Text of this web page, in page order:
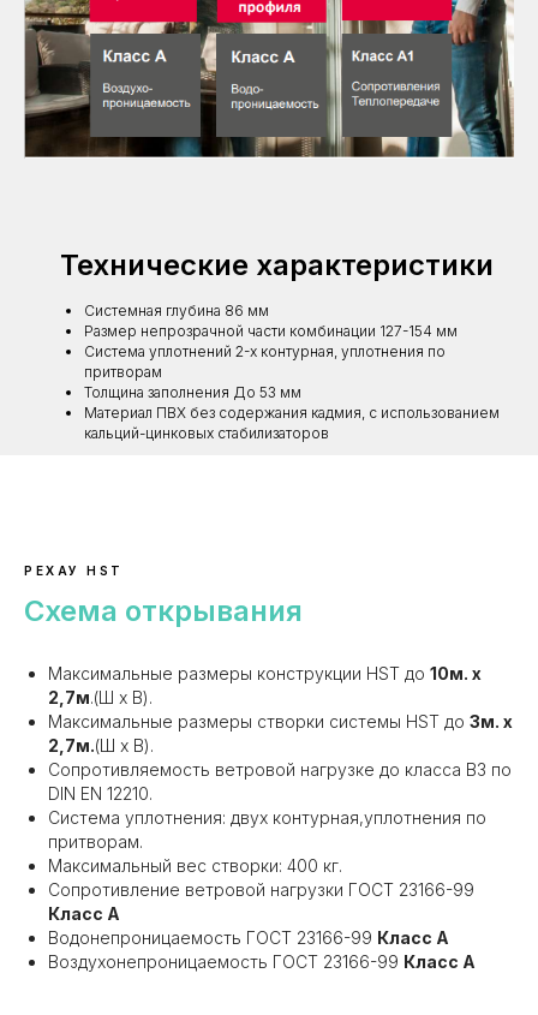
Технические характеристики
Системная глубина 86 мм
Размер непрозрачной части комбинации 127-154 мм
Система уплотнений 2-х контурная, уплотнения по
притворам
Толщина заполнения До 53 мм
Материал ПВХ без содержания кадмия, с использованием
кальций-цинковых стабилизаторов
РЕХАУ HST
Схема открывания
Максимальные размеры конструкции HST до 10м. х
2,7м.(Ш х В).
Максимальные размеры створки системы HST до 3м. х
2,7м.(Ш х В).
Сопротивляемость ветровой нагрузке до класса В3 по
DIN EN 12210.
Система уплотнения: двух контурная,уплотнения по
притворам.
Максимальный вес створки: 400 кг.
Сопротивление ветровой нагрузки ГОСТ 23166-99
Класс А
Водонепроницаемость ГОСТ 23166-99 Класс А
Воздухонепроницаемость ГОСТ 23166-99 Класс А